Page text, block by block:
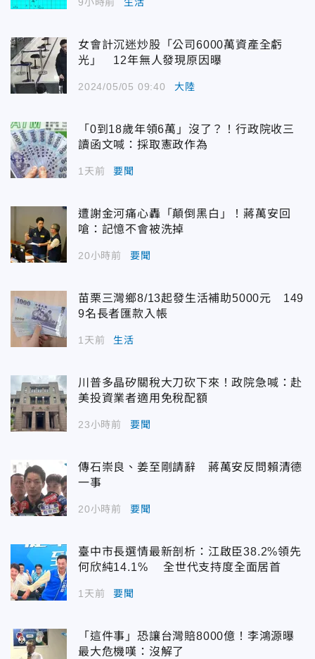
9小時前 生活
女會計沉迷炒股「公司6000萬資產全虧
光」 12年無人發現原因曝
2024/05/05 09:40 大陸
「0到18歲年領6萬」沒了？！行政院收三
讀函文喊：採取憲政作為
1天前 要聞
遭謝金河痛心轟「顛倒黑白」！蔣萬安回
嗆：記憶不會被洗掉
20小時前 要聞
苗栗三灣鄉8/13起發生活補助5000元 149
9名長者匯款入帳
1天前 生活
川普多晶矽關稅大刀砍下來！政院急喊：赴
美投資業者適用免稅配額
23小時前 要聞
傳石崇良、姜至剛請辭 蔣萬安反問賴清德
一事
20小時前 要聞
臺中市長選情最新剖析：江啟臣38.2%領先
何欣純14.1% 全世代支持度全面居首
1天前 要聞
「這件事」恐讓台灣賠8000億！李鴻源曝
最大危機嘆：沒解了